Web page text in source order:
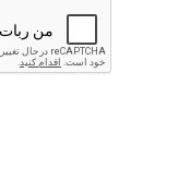
جوش زدن بعد از
«برون‌ریزی» (Purging
)
پوست می‌آیند، یا